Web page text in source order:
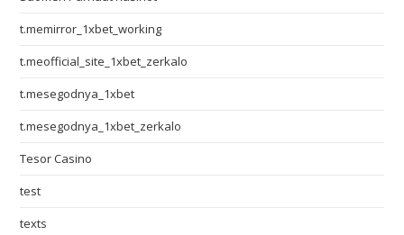
t.memirror_1xbet_working
t.meofficial_site_1xbet_zerkalo
t.mesegodnya_1xbet
t.mesegodnya_1xbet_zerkalo
Tesor Casino
test
texts